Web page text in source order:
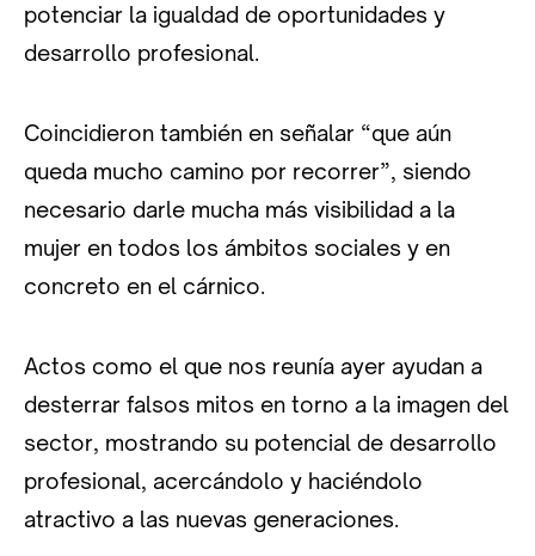
potenciar la igualdad de oportunidades y
desarrollo profesional.
Coincidieron también en señalar “que aún
queda mucho camino por recorrer”, siendo
necesario darle mucha más visibilidad a la
mujer en todos los ámbitos sociales y en
concreto en el cárnico.
Actos como el que nos reunía ayer ayudan a
desterrar falsos mitos en torno a la imagen del
sector, mostrando su potencial de desarrollo
profesional, acercándolo y haciéndolo
atractivo a las nuevas generaciones.